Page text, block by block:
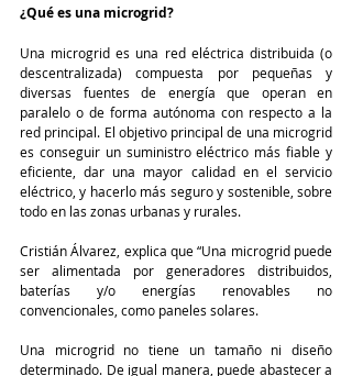
¿Qué es una microgrid?
Una microgrid es una red eléctrica distribuida (o
descentralizada) compuesta por pequeñas y
diversas fuentes de energía que operan en
paralelo o de forma autónoma con respecto a la
red principal. El objetivo principal de una microgrid
es conseguir un suministro eléctrico más fiable y
eficiente, dar una mayor calidad en el servicio
eléctrico, y hacerlo más seguro y sostenible, sobre
todo en las zonas urbanas y rurales.
Cristián Álvarez, explica que “Una microgrid puede
ser alimentada por generadores distribuidos,
baterías y/o energías renovables no
convencionales, como paneles solares.
Una microgrid no tiene un tamaño ni diseño
determinado. De igual manera, puede abastecer a